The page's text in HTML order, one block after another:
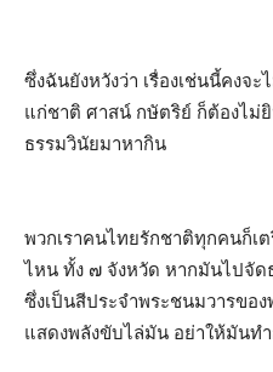
ซึ่งฉันยังหวังว่า เรื่องเช่นนี้คงจ
แก่ชาติ ศาสน์ กษัตริย์ ก็ต้องไม่
ธรรมวินัยมาหากิน
พวกเราคนไทยรักชาติทุกคนก็เ
ไหน ทั้ง ๗ จังหวัด หากมันไปจัด
ซึ่งเป็นสีประจำพระชนมวารของ
แสดงพลังขับไล่มัน อย่าให้มันทำ